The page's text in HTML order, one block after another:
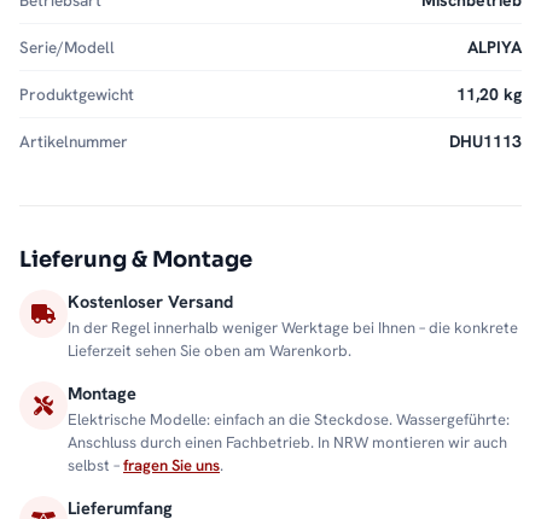
Serie/Modell ALPIYA
Produktgewicht 11,20 kg
Artikelnummer DHU1113
Lieferung & Montage
Kostenloser Versand
In der Regel innerhalb weniger Werktage bei Ihnen – die konkrete
Lieferzeit sehen Sie oben am Warenkorb.
Montage
Elektrische Modelle: einfach an die Steckdose. Wassergeführte:
Anschluss durch einen Fachbetrieb. In NRW montieren wir auch
selbst –fragen Sie uns.
Lieferumfang